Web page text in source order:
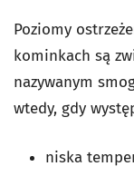
Poziomy
kominkach są
nazywanym
wtedy, gdy
niska